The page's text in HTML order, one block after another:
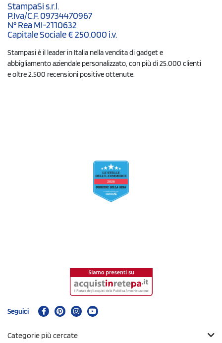
StampaSi s.r.l.
P.Iva/C.F. 09734470967
N° Rea MI-2110632
Capitale Sociale € 250.000 i.v.
Stampasi è il leader in Italia nella vendita di gadget e
abbigliamento aziendale personalizzato, con più di 25.000 clienti
e oltre 2.500 recensioni positive ottenute.
Seguici
Categorie più cercate